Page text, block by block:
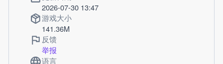
2026-07-30 13:47
游戏大小
141.36M
反馈
举报
语言